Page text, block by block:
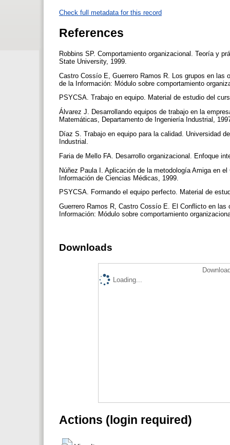
Check full metadata for this record
References
Robbins SP. Comportamiento organizacional. Teoría y
State University, 1999.
Castro Cossío E, Guerrero Ramos R. Los grupos en
de la Información: Módulo sobre comportamiento
PSYCSA. Trabajo en equipo. Material de estudio del
Álvarez J. Desarrollando equipos de trabajo en la
Matemáticas, Departamento de Ingeniería Industrial,
Díaz S. Trabajo en equipo para la calidad. Universidad
Industrial.
Faria de Mello FA. Desarrollo organizacional. Enfoque
Núñez Paula I. Aplicación de la metodología Amiga en
Información de Ciencias Médicas, 1999.
PSYCSA. Formando el equipo perfecto. Material de
Guerrero Ramos R, Castro Cossío E. El Conflicto en
Información: Módulo sobre comportamiento
Downloads
Loading...
Actions (login required)